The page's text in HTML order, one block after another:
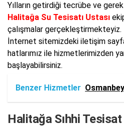
Yılların getirdiği tecrübe ve
Halitağa Su Tesisatı Ustası
çalışmalar
İnternet sitemizdeki iletişim
hatlarımız ile hizmetlerimizden
başlayabilirsiniz.
Benzer Hizmetler
Halitağa Sıhhi Tesisat